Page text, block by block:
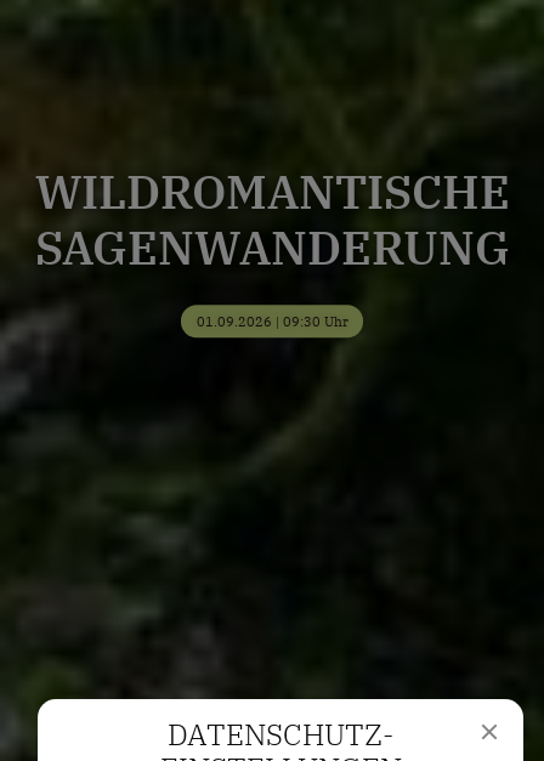
WILDROMANTISCHE
SAGENWANDERUNG
01.09.2026 | 09:30 Uhr
DATENSCHUTZ­